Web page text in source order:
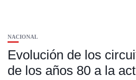
NACIONAL
Evolución de los
de los años 80 a la